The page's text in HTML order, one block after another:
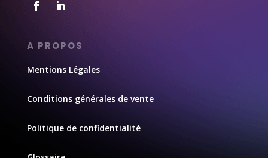
A PROPOS
Mentions Légales
Conditions générales de vente
Politique de confidentialité